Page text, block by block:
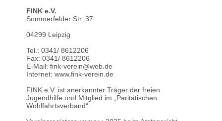
FINK e.V.
Sommerfelder Str. 37
04299 Leipzig
Tel.: 0341/ 8612206
Fax: 0341/ 8612206
E-Mail: fink-verein@web.de
Internet: www.fink-verein.de
FINK e.V. ist anerkannter Träger der freien
Jugendhilfe und Mitglied im „Paritätischen
Wohlfahrtsverband“